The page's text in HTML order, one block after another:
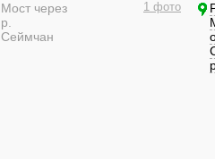
Мост через
р.
Сеймчан
1 фото